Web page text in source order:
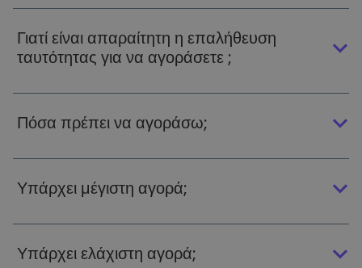
Γιατί είναι απαραίτητη η επαλήθευση
ταυτότητας για να αγοράσετε ;
Πόσα πρέπει να αγοράσω;
Υπάρχει μέγιστη αγορά;
Υπάρχει ελάχιστη αγορά;